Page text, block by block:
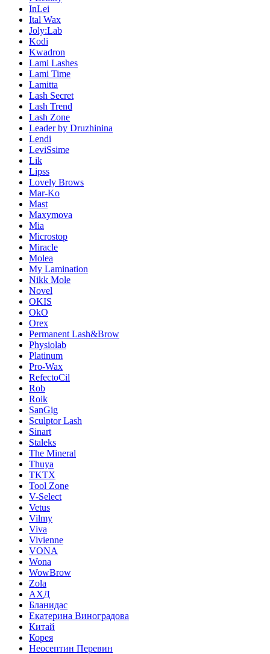
InLei
Ital Wax
Joly:Lab
Kodi
Kwadron
Lami Lashes
Lami Time
Lamitta
Lash Secret
Lash Trend
Lash Zone
Leader by Druzhinina
Lendi
LeviSsime
Lik
Lipss
Lovely Brows
Mar-Ko
Mast
Maxymova
Mia
Microstop
Miracle
Molea
My Lamination
Nikk Mole
Novel
OKIS
OkO
Orex
Permanent Lash&Brow
Physiolab
Platinum
Pro-Wax
RefectoCil
Rob
Roik
SanGig
Sculptor Lash
Sinart
Staleks
The Mineral
Thuya
TKTX
Tool Zone
V-Select
Vetus
Vilmy
Viva
Vivienne
VONA
Wona
WowBrow
Zola
АХД
Бланидас
Екатерина Виноградова
Китай
Корея
Неосептин Перевин